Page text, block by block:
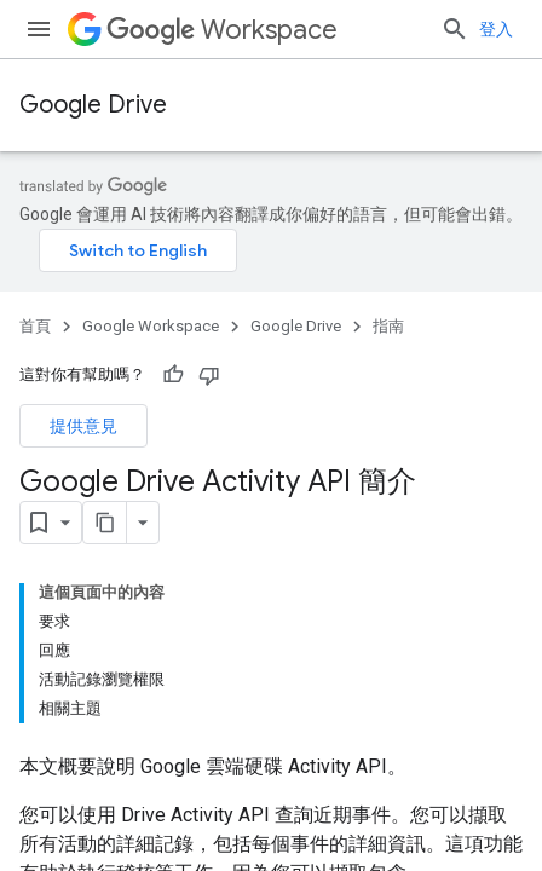
Workspace 登入
Google Drive
Google 會運用 AI 技術將內容翻譯成你偏好的語言，但可能會出錯。
首頁 Google Workspace Google Drive 指南
這對你有幫助嗎？
提供意見
Google Drive Activity API 簡介
這個頁面中的內容
要求
回應
活動記錄瀏覽權限
相關主題
本文概要說明 Google 雲端硬碟 Activity API。
您可以使用 Drive Activity API 查詢近期事件。您可以擷取
所有活動的詳細記錄，包括每個事件的詳細資訊。這項功能